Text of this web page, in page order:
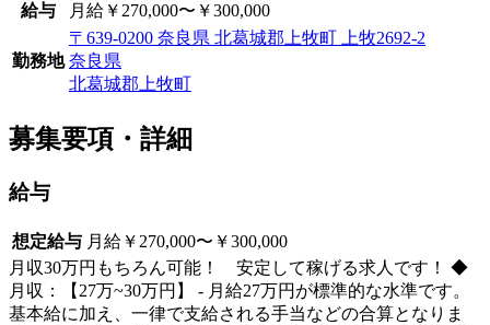
給与 月給￥270,000〜￥300,000
勤務地
〒639-0200 奈良県 北葛城郡上牧町 上牧2692-2
奈良県
北葛城郡上牧町
募集要項・詳細
給与
想定給与 月給￥270,000〜￥300,000
月収30万円もちろん可能！ 安定して稼げる求人です！ ◆
月収：【27万~30万円】 - 月給27万円が標準的な水準です。
基本給に加え、一律で支給される手当などの合算となりま